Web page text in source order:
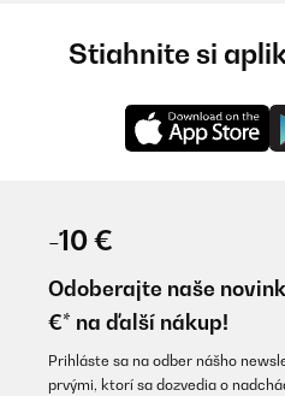
Stiahnite si
-10 €
Odoberajte naše
€* na ďalší nákup!
Prihláste sa na odber nášho
prvými, ktorí sa dozvedia o